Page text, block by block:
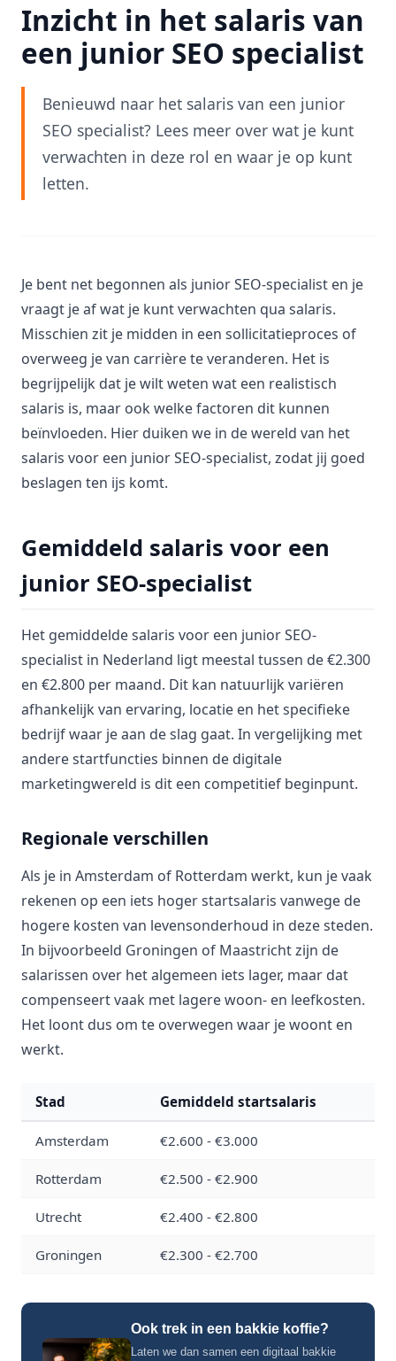
Inzicht in het salaris van
een junior SEO specialist
Benieuwd naar het salaris van een junior
SEO specialist? Lees meer over wat je kunt
verwachten in deze rol en waar je op kunt
letten.
Je bent net begonnen als junior SEO-specialist en je
vraagt je af wat je kunt verwachten qua salaris.
Misschien zit je midden in een sollicitatieproces of
overweeg je van carrière te veranderen. Het is
begrijpelijk dat je wilt weten wat een realistisch
salaris is, maar ook welke factoren dit kunnen
beïnvloeden. Hier duiken we in de wereld van het
salaris voor een junior SEO-specialist, zodat jij goed
beslagen ten ijs komt.
Gemiddeld salaris voor een
junior SEO-specialist
Het gemiddelde salaris voor een junior SEO-
specialist in Nederland ligt meestal tussen de €2.300
en €2.800 per maand. Dit kan natuurlijk variëren
afhankelijk van ervaring, locatie en het specifieke
bedrijf waar je aan de slag gaat. In vergelijking met
andere startfuncties binnen de digitale
marketingwereld is dit een competitief beginpunt.
Regionale verschillen
Als je in Amsterdam of Rotterdam werkt, kun je vaak
rekenen op een iets hoger startsalaris vanwege de
hogere kosten van levensonderhoud in deze steden.
In bijvoorbeeld Groningen of Maastricht zijn de
salarissen over het algemeen iets lager, maar dat
compenseert vaak met lagere woon- en leefkosten.
Het loont dus om te overwegen waar je woont en
werkt.
Stad Gemiddeld startsalaris
Amsterdam €2.600 - €3.000
Rotterdam €2.500 - €2.900
Utrecht €2.400 - €2.800
Groningen €2.300 - €2.700
Ook trek in een bakkie koffie?
Laten we dan samen een digitaal bakkie